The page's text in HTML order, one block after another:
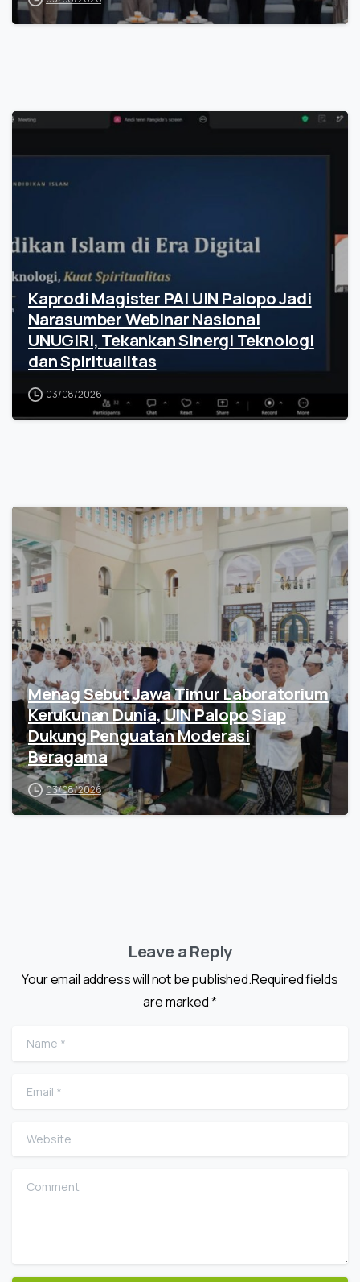
Kaprodi Magister PAI UIN Palopo Jadi
Narasumber Webinar Nasional
UNUGIRI, Tekankan Sinergi Teknologi
dan Spiritualitas
03/08/2026
Menag Sebut Jawa Timur Laboratorium
Kerukunan Dunia, UIN Palopo Siap
Dukung Penguatan Moderasi
Beragama
03/08/2026
Leave a Reply
Your email address will not be published.Required fields
are marked *
Name
Email
Website
Comment